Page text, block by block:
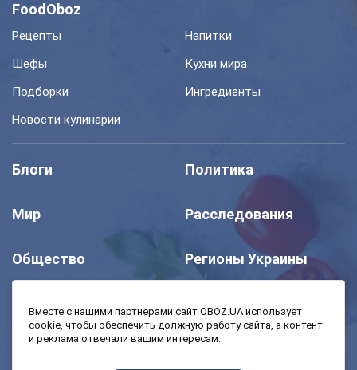
FoodOboz
Рецепты
Напитки
Шефы
Кухни мира
Подборки
Ингредиенты
Новости кулинарии
Блоги Политика
Мир Расследования
Общество Регионы Украины
Шоу Спорт
Моя школа Авто
Вместе с нашими партнерами сайт OBOZ.UA использует
cookie, чтобы обеспечить должную работу сайта, а контент
и реклама отвечали вашим интересам.